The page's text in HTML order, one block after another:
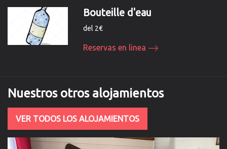
Bouteille d'eau
del 2€
Reservas en linea
Nuestros otros alojamientos
VER TODOS LOS ALOJAMIENTOS